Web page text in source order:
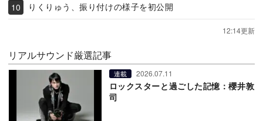
りくりゅう、振り付けの様子を初公開
12:14更新
リアルサウンド厳選記事
連載 2026.07.11
ロックスターと過ごした記憶：櫻井敦
司